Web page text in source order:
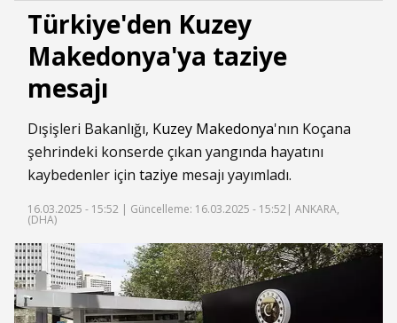
Türkiye'den Kuzey
Makedonya'ya taziye
mesajı
Dışişleri Bakanlığı, Kuzey Makedonya'nın Koçana
şehrindeki konserde çıkan yangında hayatını
kaybedenler için taziye mesajı yayımladı.
16.03.2025 - 15:52 | Güncelleme: 16.03.2025 - 15:52 | ANKARA,
(DHA)